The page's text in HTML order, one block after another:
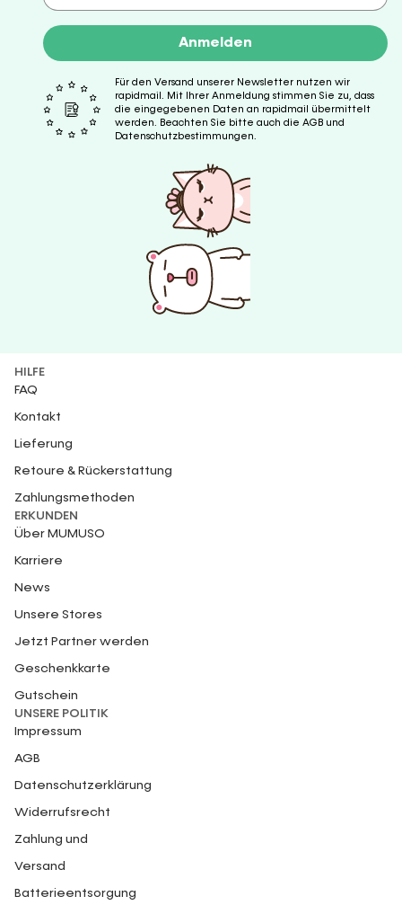
Anmelden
Für den Versand unserer Newsletter nutzen wir
rapidmail. Mit Ihrer Anmeldung stimmen Sie zu, dass
die eingegebenen Daten an rapidmail übermittelt
werden. Beachten Sie bitte auch die AGB und
Datenschutzbestimmungen.
HILFE
FAQ
Kontakt
Lieferung
Retoure & Rückerstattung
Zahlungsmethoden
ERKUNDEN
Über MUMUSO
Karriere
News
Unsere Stores
Jetzt Partner werden
Geschenkkarte
Gutschein
UNSERE POLITIK
Impressum
AGB
Datenschutzerklärung
Widerrufsrecht
Zahlung und
Versand
Batterieentsorgung